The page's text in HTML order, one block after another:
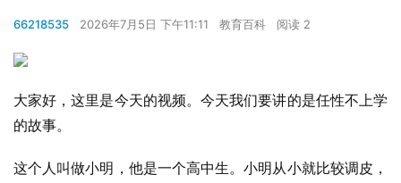
66218535 2026年7月5日 下午11:11 教育百科 阅读 2
大家好，这里是今天的视频。今天我们要讲的是任性不上学
的故事。
这个人叫做小明，他是一个高中生。小明从小就比较调皮，